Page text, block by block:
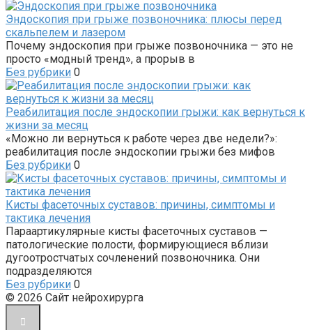
Эндоскопия при грыже позвоночника: плюсы перед
скальпелем и лазером
Почему эндоскопия при грыже позвоночника — это не
просто «модный тренд», а прорыв в
Без рубрики 0
Реабилитация после эндоскопии грыжи: как вернуться к
жизни за месяц
«Можно ли вернуться к работе через две недели?»:
реабилитация после эндоскопии грыжи без мифов
Без рубрики 0
Кисты фасеточных суставов: причины, симптомы и
тактика лечения
Параартикулярные кисты фасеточных суставов —
патологические полости, формирующиеся вблизи
дугоотростчатых сочленений позвоночника. Они
подразделяются
Без рубрики 0
© 2026 Сайт нейрохирурга